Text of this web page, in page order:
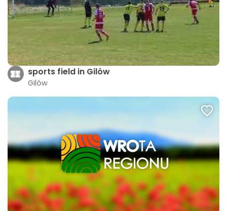
sports field in Gilów
Gilów